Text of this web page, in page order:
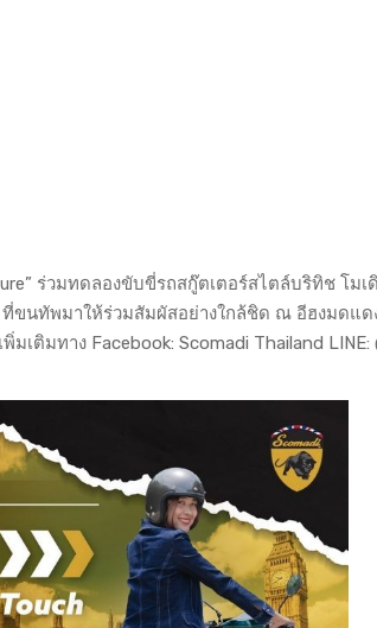
ร่วมทดลองขับขี่รถสกู๊ตเตอร์สไตล์บริทิช โ
ที่ขนทัพมาให้ร่วมสัมผัสอย่างใกล้ชิด ณ อีฮงมด
เติมทาง Facebook: Scomadi Thailand